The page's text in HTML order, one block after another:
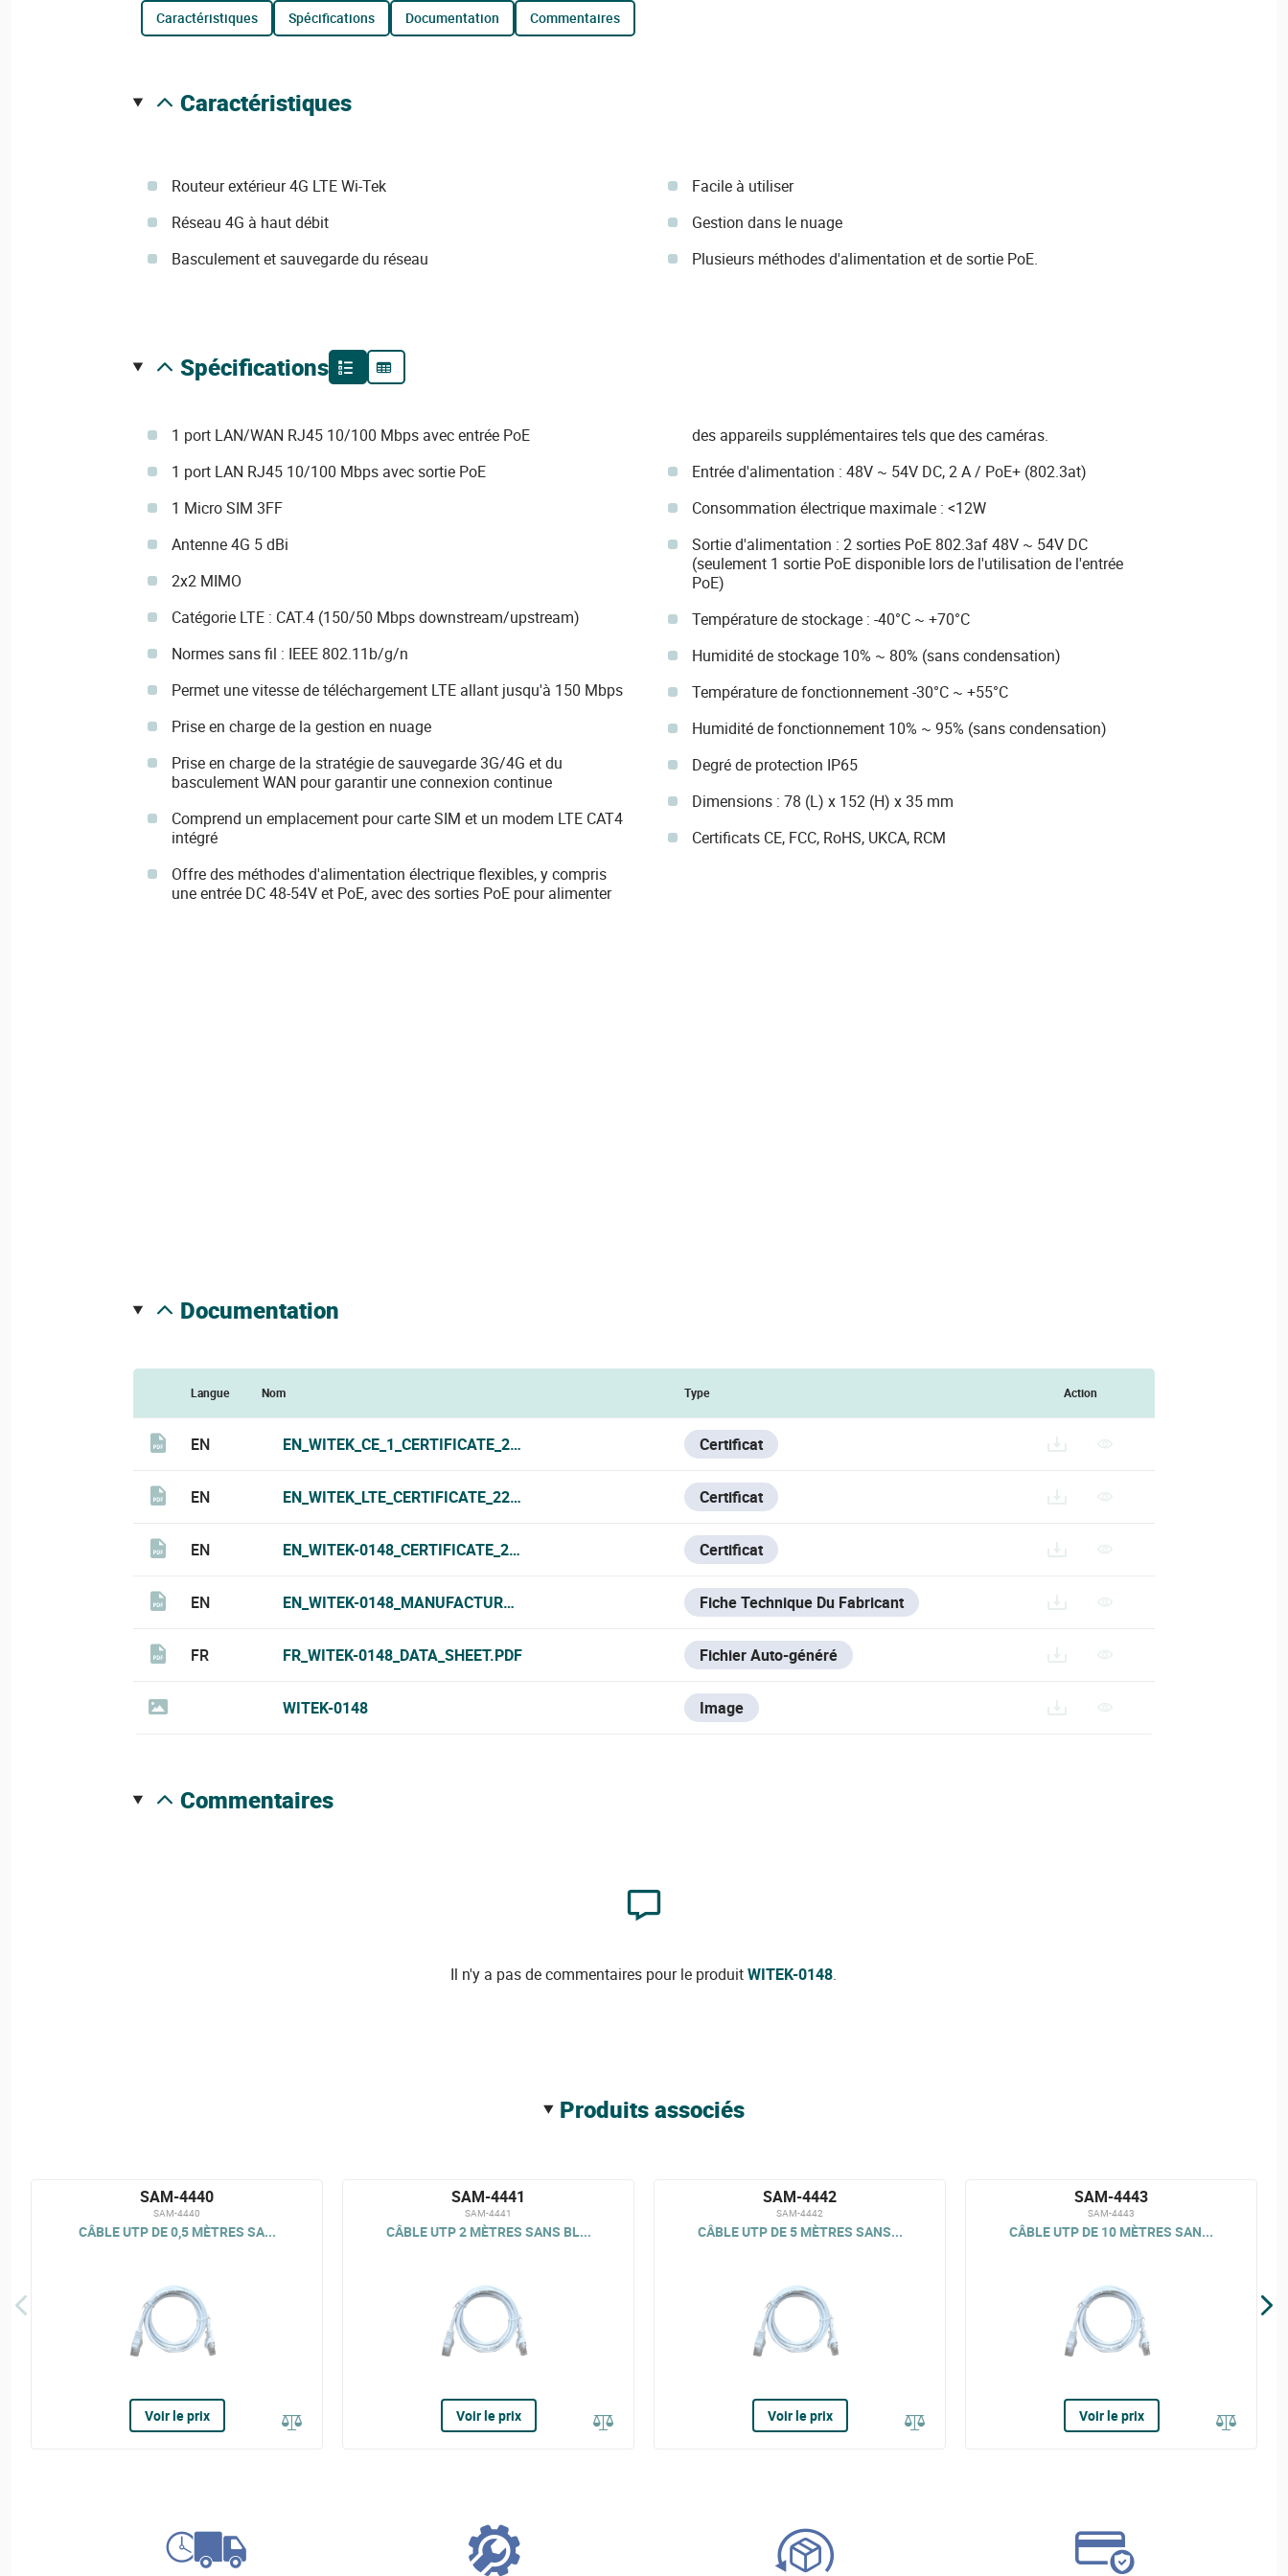
caractéristiques spécifications documentation commentaires
caractéristiques
Routeur extérieur 4G LTE Wi-Tek
Réseau 4G à haut débit
Basculement et sauvegarde du réseau
Facile à utiliser
Gestion dans le nuage
Plusieurs méthodes d'alimentation et de sortie PoE.
spécifications
1 port LAN/WAN RJ45 10/100 Mbps avec entrée PoE
1 port LAN RJ45 10/100 Mbps avec sortie PoE
1 Micro SIM 3FF
Antenne 4G 5 dBi
2x2 MIMO
Catégorie LTE : CAT.4 (150/50 Mbps downstream/upstream)
Normes sans fil : IEEE 802.11b/g/n
Permet une vitesse de téléchargement LTE allant jusqu'à 150 Mbps
Prise en charge de la gestion en nuage
Prise en charge de la stratégie de sauvegarde 3G/4G et du
basculement WAN pour garantir une connexion continue
Comprend un emplacement pour carte SIM et un modem LTE CAT4
intégré
Offre des méthodes d'alimentation électrique flexibles, y compris
une entrée DC 48-54V et PoE, avec des sorties PoE pour alimenter
des appareils supplémentaires tels que des caméras.
Entrée d'alimentation : 48V ~ 54V DC, 2 A / PoE+ (802.3at)
Consommation électrique maximale : <12W
Sortie d'alimentation : 2 sorties PoE 802.3af 48V ~ 54V DC
(seulement 1 sortie PoE disponible lors de l'utilisation de l'entrée
PoE)
Température de stockage : -40°C ~ +70°C
Humidité de stockage 10% ~ 80% (sans condensation)
Température de fonctionnement -30°C ~ +55°C
Humidité de fonctionnement 10% ~ 95% (sans condensation)
Degré de protection IP65
Dimensions : 78 (L) x 152 (H) x 35 mm
Certificats CE, FCC, RoHS, UKCA, RCM
documentation
Langue Nom Type Action
EN EN_WITEK_CE_1_CERTIFICATE_22052023.PDF Certificat
EN EN_WITEK_LTE_CERTIFICATE_22052023.PDF Certificat
EN EN_WITEK-0148_CERTIFICATE_220523.PDF Certificat
EN EN_WITEK-0148_MANUFACTURER_DATA_SHEET.PDF Fiche Technique Du Fabricant
FR FR_WITEK-0148_DATA_SHEET.PDF Fichier Auto-généré
WITEK-0148 Image
commentaires
Il n'y a pas de commentaires pour le produitWITEK-0148.
produits associés
SAM-4440
SAM-4440
CÂBLE UTP DE 0,5 MÈTRES SA...
Voir le prix
SAM-4441
SAM-4441
CÂBLE UTP 2 MÈTRES SANS BL...
Voir le prix
SAM-4442
SAM-4442
CÂBLE UTP DE 5 MÈTRES SANS...
Voir le prix
SAM-4443
SAM-4443
CÂBLE UTP DE 10 MÈTRES SAN...
Voir le prix